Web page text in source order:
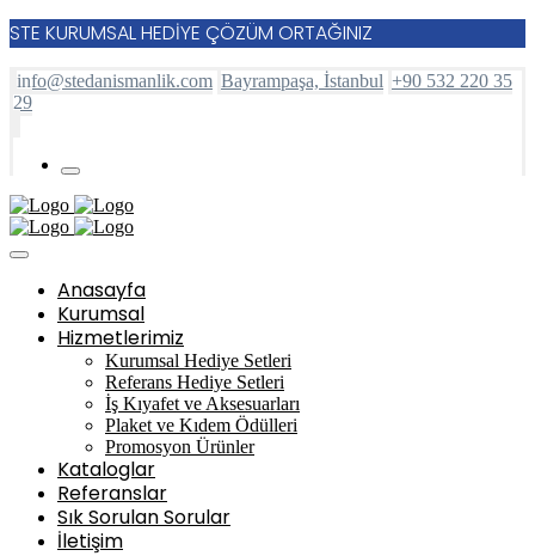
STE KURUMSAL HEDİYE ÇÖZÜM ORTAĞINIZ
info@stedanismanlik.com Bayrampaşa, İstanbul +90 532 220 35
29
Anasayfa
Kurumsal
Hizmetlerimiz
Kurumsal Hediye Setleri
Referans Hediye Setleri
İş Kıyafet ve Aksesuarları
Plaket ve Kıdem Ödülleri
Promosyon Ürünler
Kataloglar
Referanslar
Sık Sorulan Sorular
İletişim